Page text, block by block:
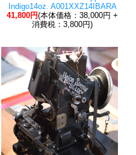
Indigo14oz. A001XXZ14IBARA
41,800円(本体価格：38,000円 +
消費税：3,800円)